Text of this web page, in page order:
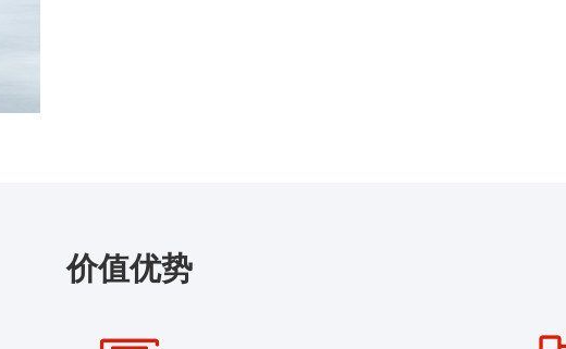
价值优势